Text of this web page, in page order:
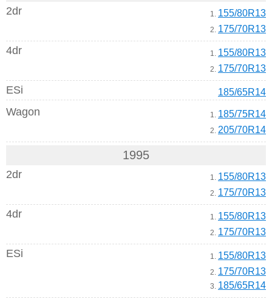
2dr 1. 155/80R13
2. 175/70R13
4dr 1. 155/80R13
2. 175/70R13
ESi 185/65R14
Wagon 1. 185/75R14
2. 205/70R14
1995
2dr 1. 155/80R13
2. 175/70R13
4dr 1. 155/80R13
2. 175/70R13
ESi 1. 155/80R13
2. 175/70R13
3. 185/65R14